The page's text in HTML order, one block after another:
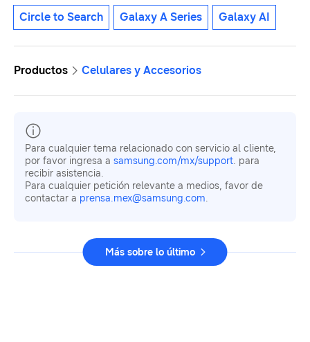
Circle to Search Galaxy A Series Galaxy AI
Productos Celulares y Accesorios
Para cualquier tema relacionado con servicio al cliente,
por favor ingresa a samsung.com/mx/support. para
recibir asistencia.
Para cualquier petición relevante a medios, favor de
contactar a prensa.mex@samsung.com.
Más sobre lo último